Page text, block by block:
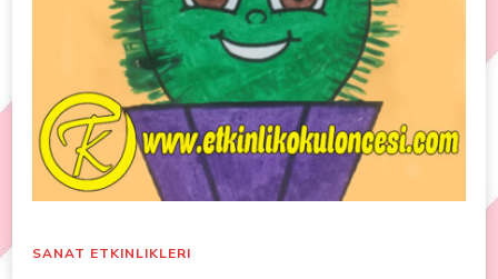
SANAT ETKINLIKLERI